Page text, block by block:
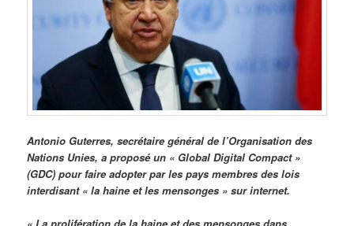
Antonio Guterres, secrétaire général de l’Organisation des
Nations Unies, a proposé un « Global Digital Compact »
(GDC) pour faire adopter par les pays membres des lois
interdisant « la haine et les mensonges » sur internet.